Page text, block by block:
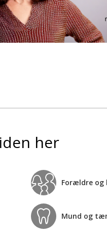
her
Forældre og
Mund og